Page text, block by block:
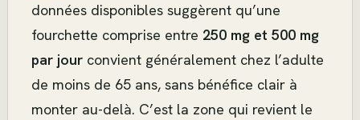
données disponibles suggèrent qu’une
fourchette comprise entre 250 mg et 500 mg
par jour convient généralement chez l’adulte
de moins de 65 ans, sans bénéfice clair à
monter au-delà. C’est la zone qui revient le